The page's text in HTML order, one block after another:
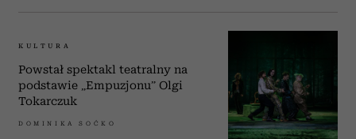
KULTURA
Powstał spektakl teatralny na
podstawie „Empuzjonu” Olgi
Tokarczuk
DOMINIKA SOĆKO